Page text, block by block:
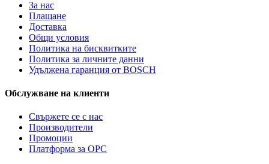
За нас
Плащане
Доставка
Общи условия
Политика на бисквитките
Политика за личните данни
Удължена гаранция от BOSCH
Обслужване на клиенти
Свържете се с нас
Производители
Промоции
Платформа за ОРС